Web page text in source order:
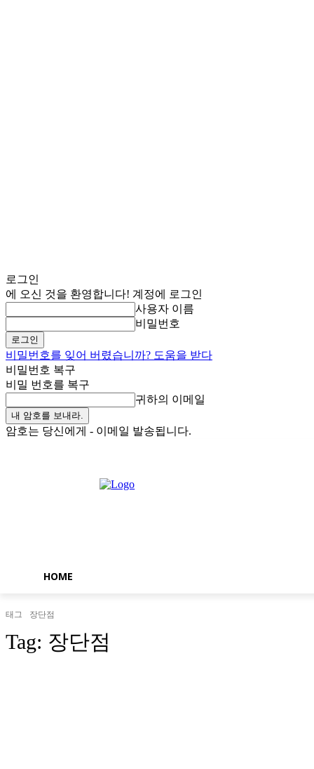
로그인
에 오신 것을 환영합니다! 계정에 로그인
사용자 이름
비밀번호
비밀번호를 잊어 버렸습니까? 도움을 받다
비밀번호 복구
비밀 번호를 복구
귀하의 이메일
암호는 당신에게 - 이메일 발송됩니다.
HOME
태그 장단점
Tag: 장단점